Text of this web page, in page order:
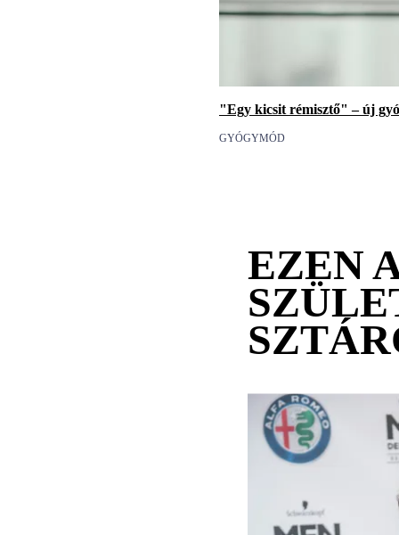
"Egy kicsit rémisztő" – új
GYÓGYMÓD
EZEN